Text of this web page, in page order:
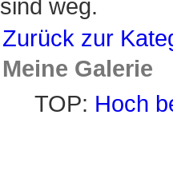
sind weg.
Zurück zur
Meine Galerie
TOP: Hoch